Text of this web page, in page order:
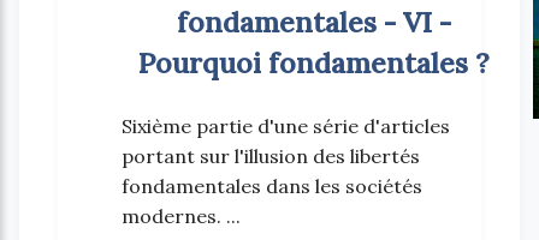
fondamentales - VI -
Pourquoi fondamentales ?
Sixième partie d'une série d'articles
portant sur l'illusion des libertés
fondamentales dans les sociétés
modernes. ...